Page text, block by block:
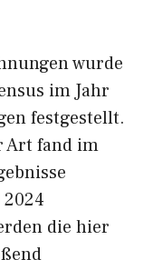
wurde
im Jahr
festgestellt.
Art fand im
die hier